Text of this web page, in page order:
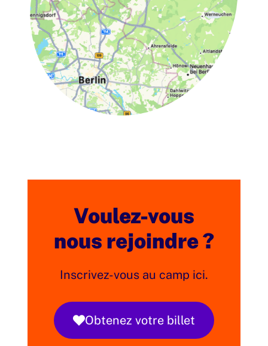
Voulez-vous
nous rejoindre ?
Inscrivez-vous au camp ici.
Obtenez votre billet